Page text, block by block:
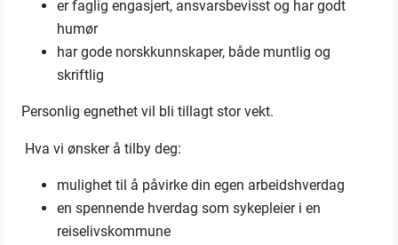
er faglig engasjert, ansvarsbevisst og har godt
humør
har gode norskkunnskaper, både muntlig og
skriftlig
Personlig egnethet vil bli tillagt stor vekt.
Hva vi ønsker å tilby deg:
mulighet til å påvirke din egen arbeidshverdag
en spennende hverdag som sykepleier i en
reiselivskommune